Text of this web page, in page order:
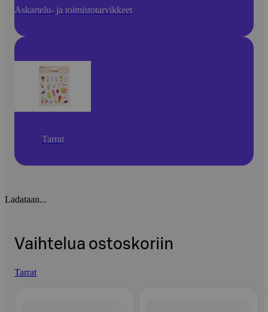
Askartelu- ja toimistotarvikkeet
Tarrat
Ladataan...
Vaihtelua ostoskoriin
Tarrat